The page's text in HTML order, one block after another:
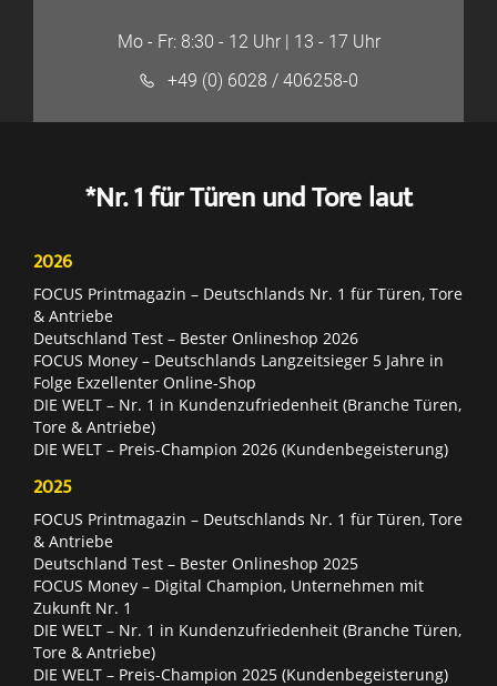
Mo - Fr: 8:30 - 12 Uhr | 13 - 17 Uhr
+49 (0) 6028 / 406258-0
*Nr. 1 für Türen und Tore laut
2026
FOCUS Printmagazin – Deutschlands Nr. 1 für Türen, Tore
& Antriebe
Deutschland Test – Bester Onlineshop 2026
FOCUS Money – Deutschlands Langzeitsieger 5 Jahre in
Folge Exzellenter Online-Shop
DIE WELT – Nr. 1 in Kundenzufriedenheit (Branche Türen,
Tore & Antriebe)
DIE WELT – Preis-Champion 2026 (Kundenbegeisterung)
2025
FOCUS Printmagazin – Deutschlands Nr. 1 für Türen, Tore
& Antriebe
Deutschland Test – Bester Onlineshop 2025
FOCUS Money – Digital Champion, Unternehmen mit
Zukunft Nr. 1
DIE WELT – Nr. 1 in Kundenzufriedenheit (Branche Türen,
Tore & Antriebe)
DIE WELT – Preis-Champion 2025 (Kundenbegeisterung)